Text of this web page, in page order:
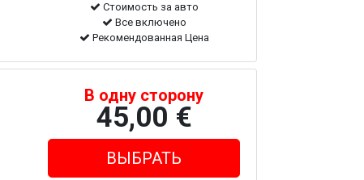
Стоимость за авто
Все включено
Рекомендованная Цена
В одну сторону
45,00 €